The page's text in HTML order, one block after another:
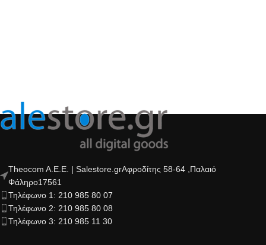
Theocom A.E.E. | Salestore.grΑφροδίτης 58-64 ,Παλαιό
Φάληρο17561
Τηλέφωνο 1: 210 985 80 07
Τηλέφωνο 2: 210 985 80 08
Τηλέφωνο 3: 210 985 11 30